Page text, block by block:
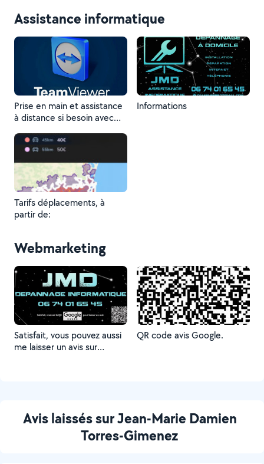
logicielle, maintenance
de composants etc...
Assistance informatique
Prise en main et assistance
à distance si besoin avec
Informations
Tarifs déplacements, à
partir de:
Webmarketing
Satisfait, vous pouvez aussi
me laisser un avis sur
QR code avis Google.
Avis laissés sur Jean-Marie Damien
Torres-Gimenez